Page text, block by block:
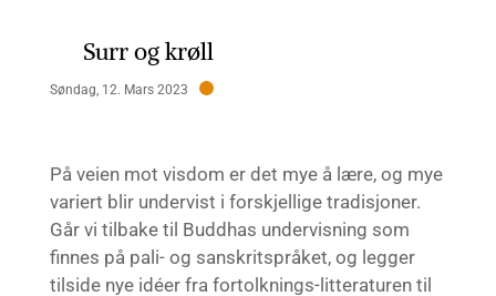
Surr og krøll
Søndag, 12. Mars 2023
På veien mot visdom er det mye å lære, og mye
variert blir undervist i forskjellige tradisjoner.
Går vi tilbake til Buddhas undervisning som
finnes på pali- og sanskritspråket, og legger
tilside nye idéer fra fortolknings-litteraturen til